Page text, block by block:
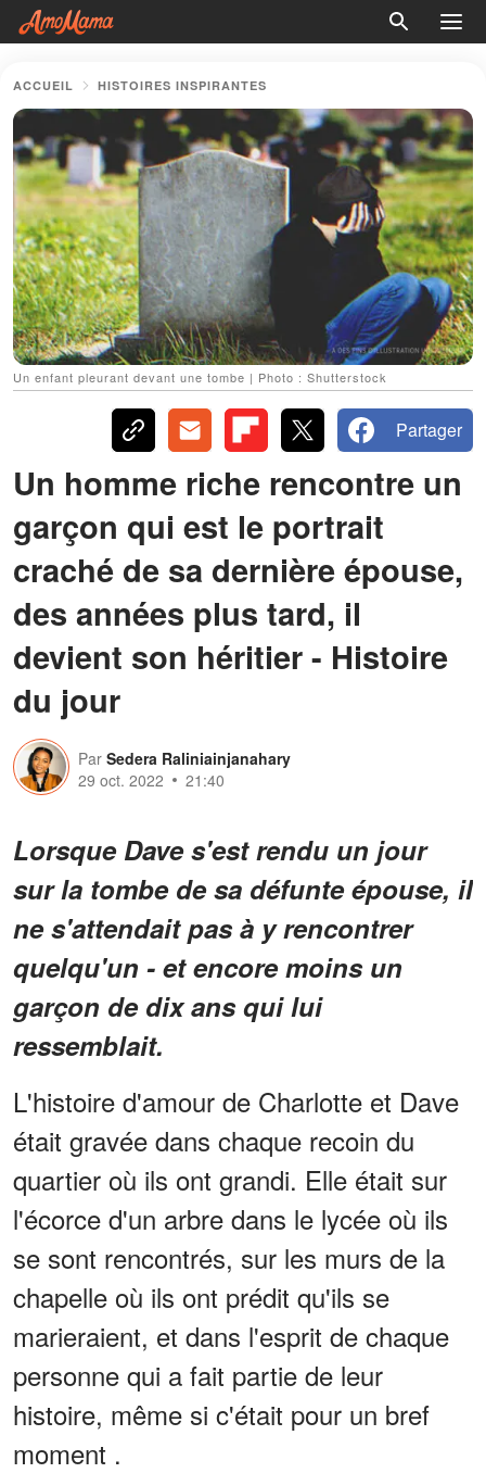
ACCUEIL HISTOIRES INSPIRANTES
Un enfant pleurant devant une tombe | Photo : Shutterstock
Partager
Un homme riche rencontre un
garçon qui est le portrait
craché de sa dernière épouse,
des années plus tard, il
devient son héritier - Histoire
du jour
Par Sedera Raliniainjanahary
29 oct. 2022
21:40
Lorsque Dave s'est rendu un jour
sur la tombe de sa défunte épouse, il
ne s'attendait pas à y rencontrer
quelqu'un - et encore moins un
garçon de dix ans qui lui
ressemblait.
L'histoire d'amour de Charlotte et Dave
était gravée dans chaque recoin du
quartier où ils ont grandi. Elle était sur
l'écorce d'un arbre dans le lycée où ils
se sont rencontrés, sur les murs de la
chapelle où ils ont prédit qu'ils se
marieraient, et dans l'esprit de chaque
personne qui a fait partie de leur
histoire, même si c'était pour un bref
moment .